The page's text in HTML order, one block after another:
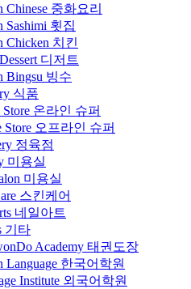
Chinese 중화요리
Sashimi 횟집
Chicken 치킨
디저트
Bingsu 빙수
식품
Store 온라인 슈퍼
Store 오프라인 슈퍼
정육점
미용실
미용실
스킨케어
네일아트
기타
Academy 태권도장
Language 한국어학원
Institute 외국어학원